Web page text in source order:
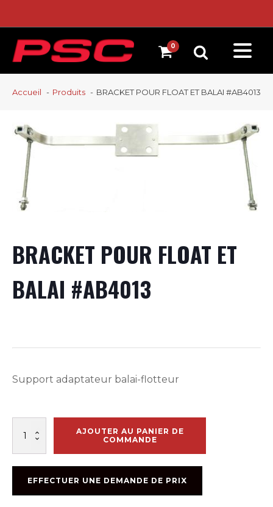
Accueil Produits BRACKET POUR FLOAT ET BALAI #AB4013
BRACKET POUR FLOAT ET
BALAI #AB4013
Support adaptateur balai-flotteur
BRACKET
BALAI
AJOUTER AU PANIER DE
COMMANDE
EFFECTUER UNE DEMANDE DE PRIX